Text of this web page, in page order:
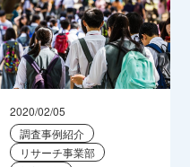
2020/02/05
調査事例紹介
リサーチ事業部